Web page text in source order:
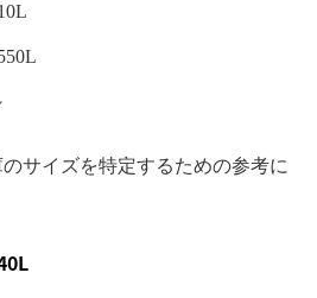
サイズを特定するための参考に